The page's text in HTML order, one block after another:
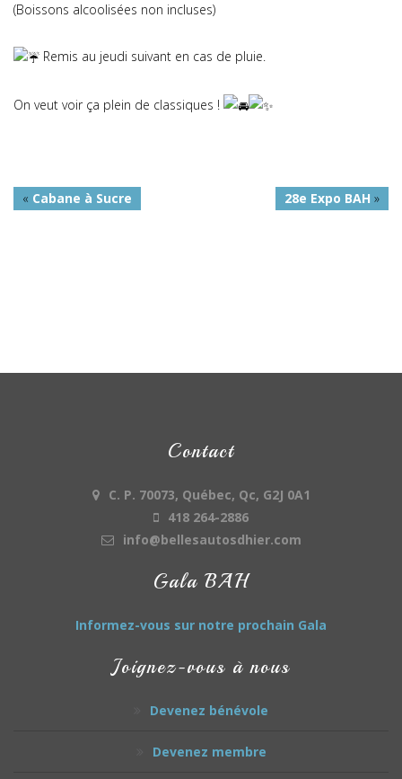
(Boissons alcoolisées non incluses)
Remis au jeudi suivant en cas de pluie.
On veut voir ça plein de classiques !
« Cabane à Sucre 28e Expo BAH »
Contact
C. P. 70073, Québec, Qc, G2J 0A1
418 264-2886
info@bellesautosdhier.com
Gala BAH
Informez-vous sur notre prochain Gala
Joignez-vous à nous
Devenez bénévole
Devenez membre